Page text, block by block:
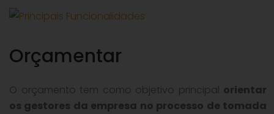
Orçamentar
O orçamento tem como objetivo principal orientar
os gestores da empresa no processo de tomada